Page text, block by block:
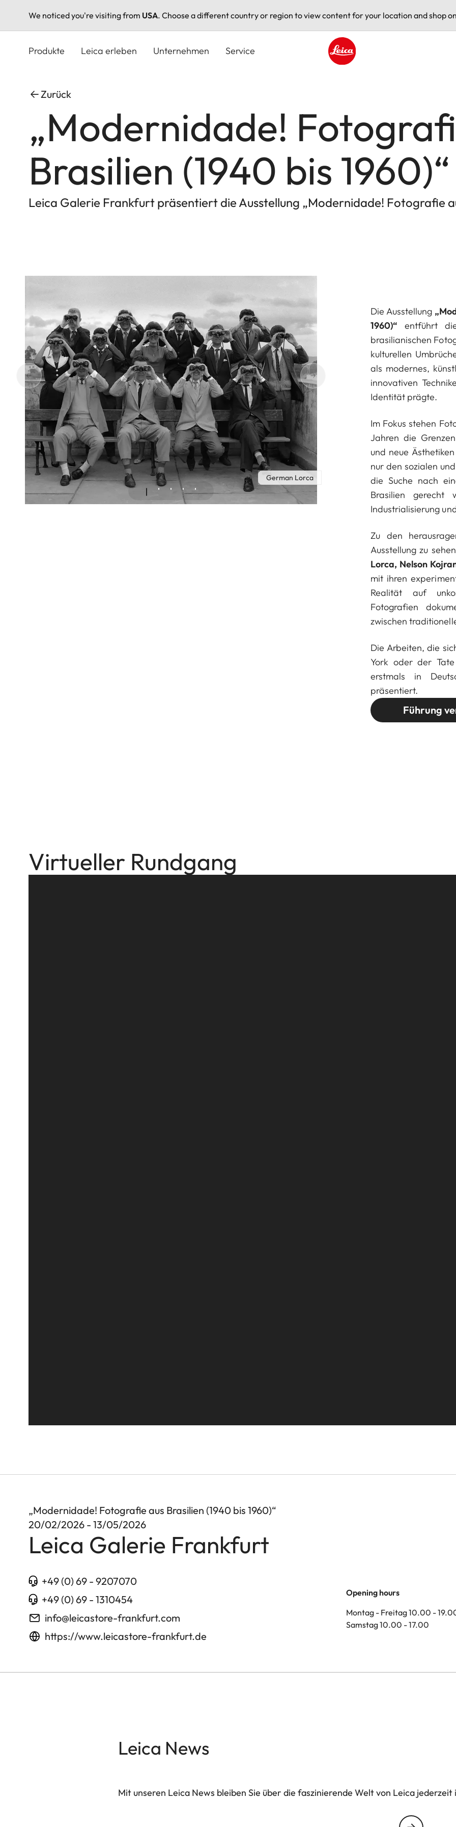
We noticed you're visiting from USA. Choose a different country or region to view content for your location and shop
Produkte Leica erleben Unternehmen Service
Zurück
„Modernidade!
Brasilien (1940 bis 1960)“
Leica Galerie Frankfurt präsentiert die Ausstellung „Modernidade! Fotografie
German Lorca
Die Ausstellung
1960)“ entführt
brasilianischen
kulturellen
als modernes,
innovativen
Identität prägte.
Im Fokus stehen
Jahren die
und neue
nur den sozialen
die Suche nach
Brasilien
Industrialisierung
Zu den
Ausstellung zu
Lorca, Nelson
mit ihren
Realität auf
Fotografien
zwischen
Die Arbeiten, die
York oder der
erstmals in
präsentiert.
Führung
Virtueller Rundgang
„Modernidade! Fotografie aus Brasilien (1940 bis 1960)“
20/02/2026 - 13/05/2026
Leica Galerie Frankfurt
+49 (0) 69 - 9207070
+49 (0) 69 - 1310454
info@leicastore-frankfurt.com
https://www.leicastore-frankfurt.de
Opening hours
Montag - Freitag 10.00 -
Samstag 10.00 - 17.00
Leica News
Mit unseren Leica News bleiben Sie über die faszinierende Welt von Leica